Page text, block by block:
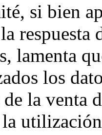
si bien
respuesta
lamenta
los
la venta